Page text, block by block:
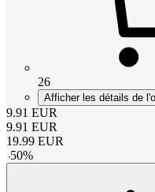
26
Afficher les détails de
9.91 EUR
9.91 EUR
19.99 EUR
-50%